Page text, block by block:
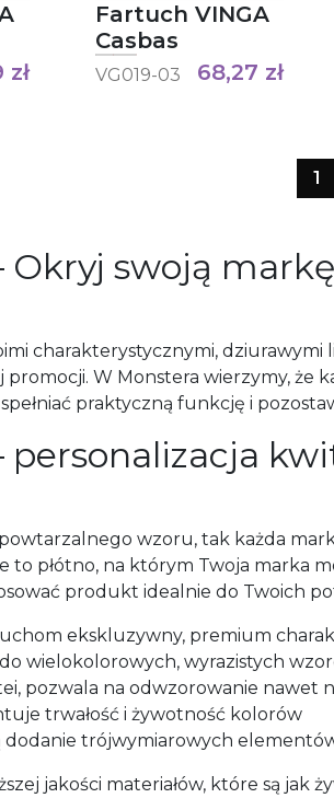
zł
Fartuch VINGA
Casbas
VG019-03 68,27 zł
1
Okryj swoją
charakterystycznymi, dziurawymi
W Monstera wierzymy, że
praktyczną funkcję i
personalizacja
wzoru, tak każda
płótno, na którym Twoja marka
produkt idealnie do Twoich
ekskluzywny, premium
wielokolorowych, wyrazistych
pozwala na odwzorowanie nawet
trwałość i żywotność kolorów
dodanie trójwymiarowych
jakości materiałów, które są jak